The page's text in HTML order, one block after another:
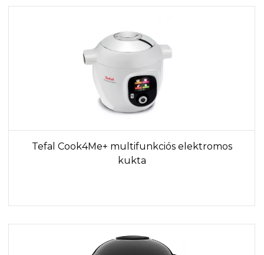
Tefal Cook4Me+ multifunkciós elektromos
kukta